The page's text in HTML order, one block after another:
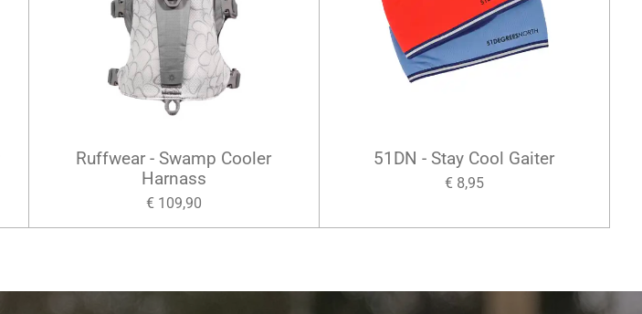
Ruffwear - Swamp Cooler
Harnass
€ 109,90
51DN - Stay Cool Gaiter
€ 8,95